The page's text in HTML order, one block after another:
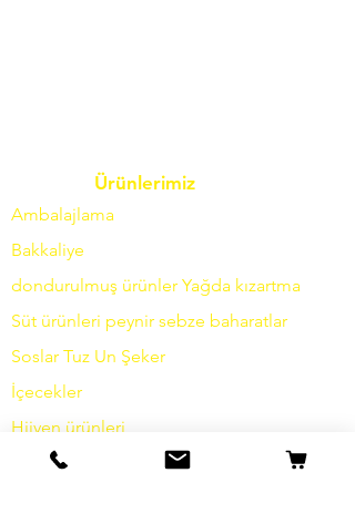
Ürünlerimiz
Ambalajlama
Bakkaliye
dondurulmuş ürünler Yağda kızartma
Süt ürünleri peynir sebze baharatlar
Soslar Tuz Un Şeker
İçecekler
Hijyen ürünleri
Çeşitli